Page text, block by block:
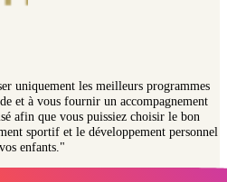
uniquement les meilleurs programmes
et à vous fournir un accompagnement
afin que vous puissiez choisir le bon
sportif et le développement personnel
enfants."